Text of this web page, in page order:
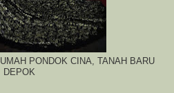
PONDOK CINA, TANAH BARU
DEPOK